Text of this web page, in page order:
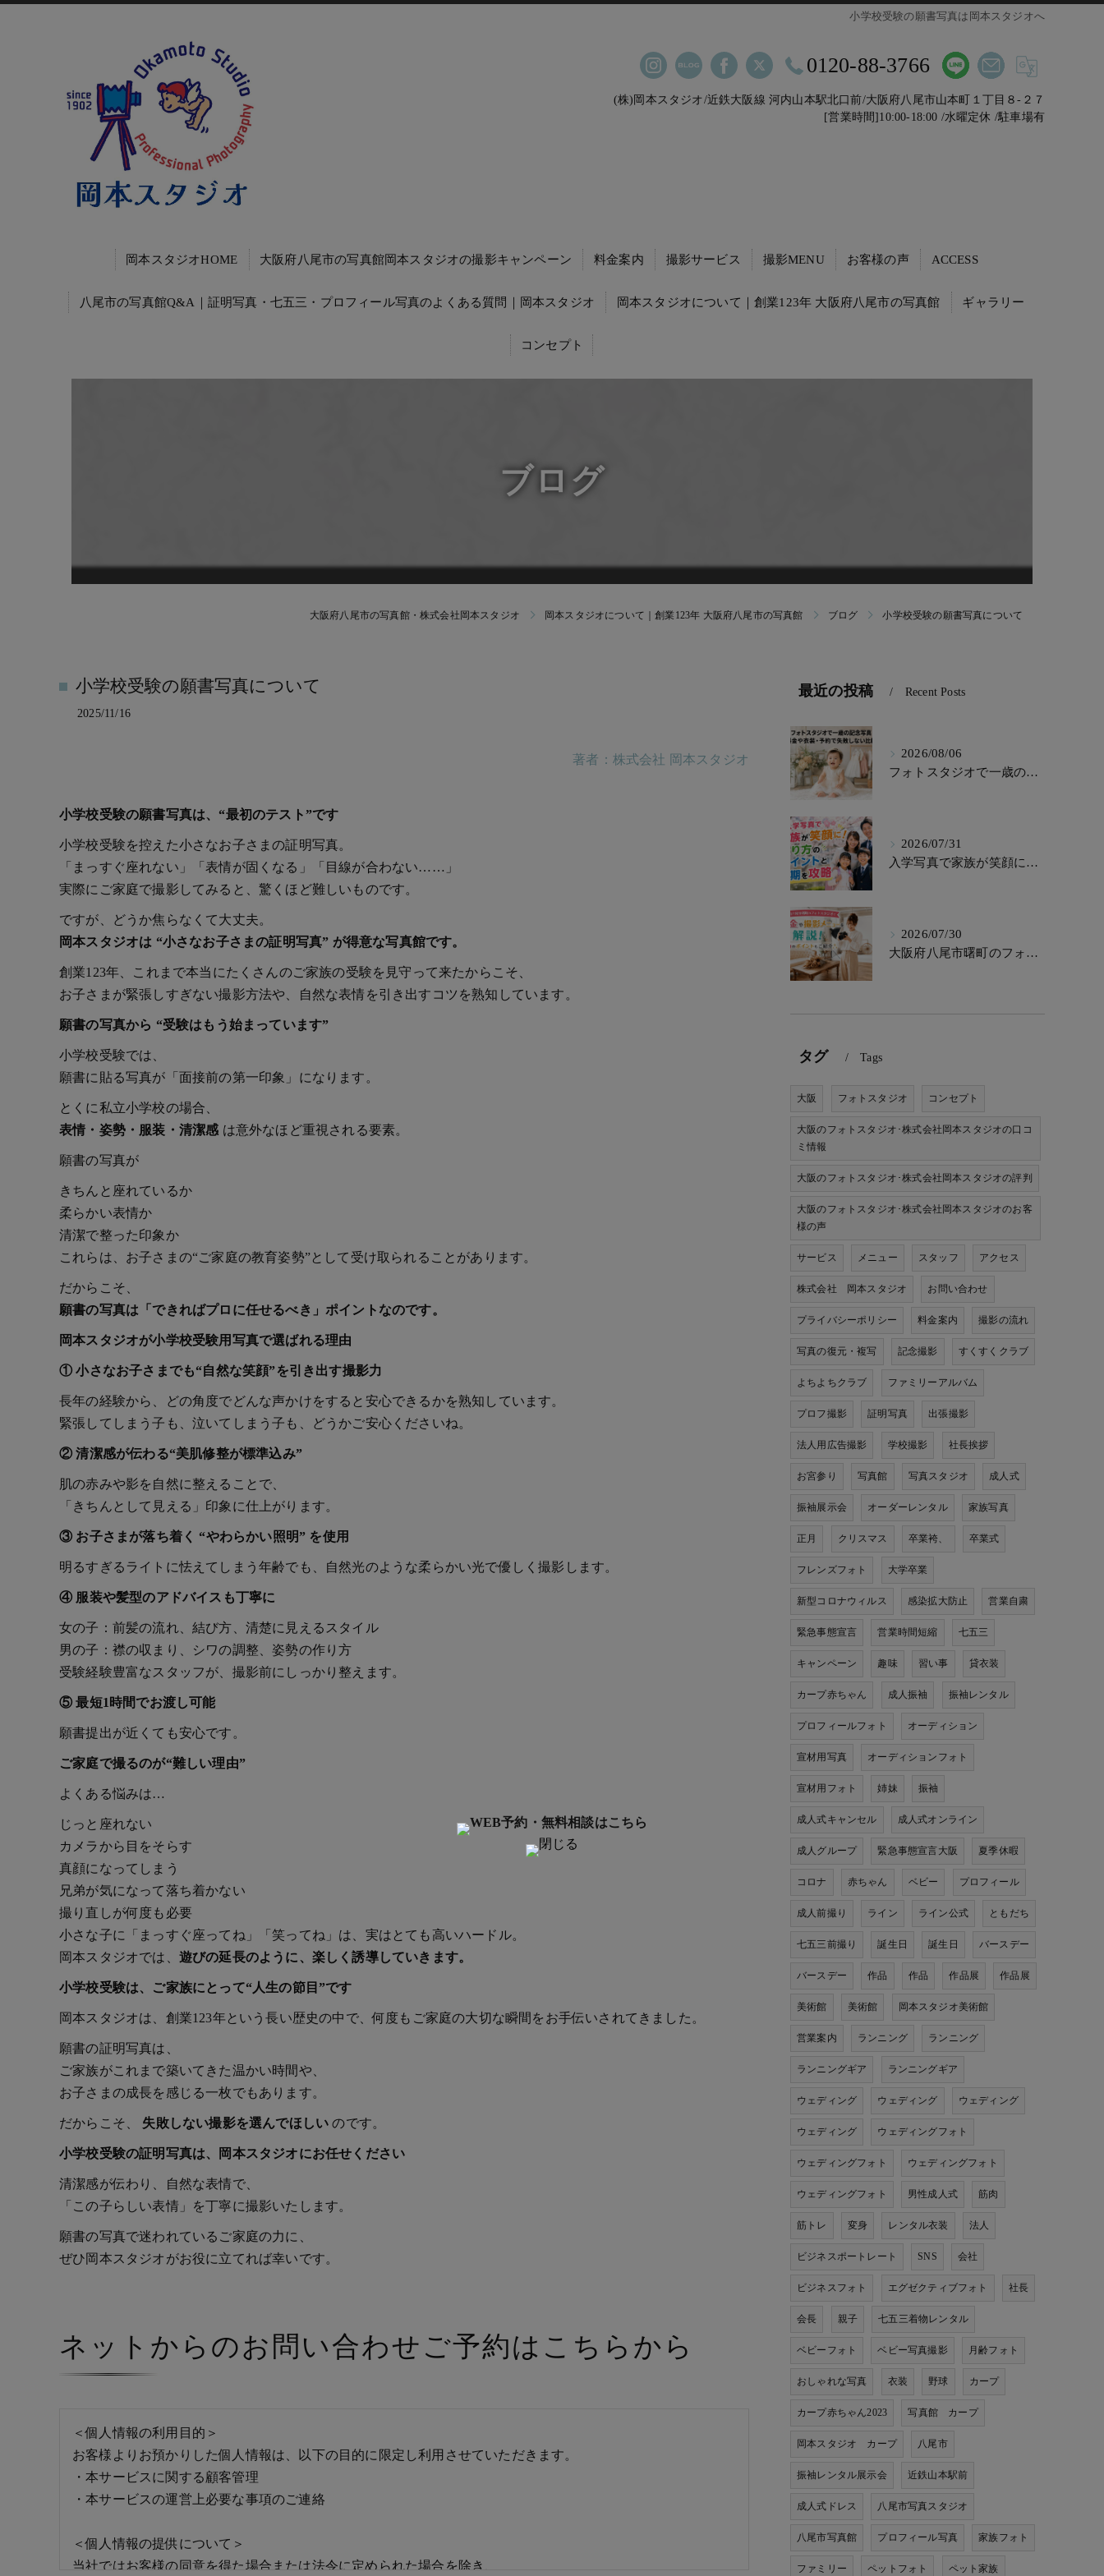
小学校受験の願書写真は岡本スタジオへ
0120-88-3766
(株)岡本スタジオ/近鉄大阪線 河内山本駅北口前/大阪府八尾市山本町１丁目８-２７
[営業時間]10:00-18:00 /水曜定休 /駐車場有
岡本スタジオHOME 大阪府八尾市の写真館岡本スタジオの撮影キャンペーン 料金案内 撮影サービス 撮影MENU お客様の声 ACCESS
八尾市の写真館Q&A｜証明写真・七五三・プロフィール写真のよくある質問｜岡本スタジオ 岡本スタジオについて｜創業123年 大阪府八尾市の写真館 ギャラリー
コンセプト
ブログ
大阪府八尾市の写真館・株式会社岡本スタジオ 岡本スタジオについて｜創業123年 大阪府八尾市の写真館 ブログ 小学校受験の願書写真について
小学校受験の願書写真について
2025/11/16
著者：株式会社 岡本スタジオ
小学校受験の願書写真は、“最初のテスト”です
小学校受験を控えた小さなお子さまの証明写真。
「まっすぐ座れない」「表情が固くなる」「目線が合わない……」
実際にご家庭で撮影してみると、驚くほど難しいものです。
ですが、どうか焦らなくて大丈夫。
岡本スタジオは “小さなお子さまの証明写真” が得意な写真館です。
創業123年、これまで本当にたくさんのご家族の受験を見守って来たからこそ、
お子さまが緊張しすぎない撮影方法や、自然な表情を引き出すコツを熟知しています。
願書の写真から “受験はもう始まっています”
小学校受験では、
願書に貼る写真が「面接前の第一印象」になります。
とくに私立小学校の場合、
表情・姿勢・服装・清潔感 は意外なほど重視される要素。
願書の写真が
きちんと座れているか
柔らかい表情か
清潔で整った印象か
これらは、お子さまの“ご家庭の教育姿勢”として受け取られることがあります。
だからこそ、
願書の写真は「できればプロに任せるべき」ポイントなのです。
岡本スタジオが小学校受験用写真で選ばれる理由
① 小さなお子さまでも“自然な笑顔”を引き出す撮影力
長年の経験から、どの角度でどんな声かけをすると安心できるかを熟知しています。
緊張してしまう子も、泣いてしまう子も、どうかご安心くださいね。
② 清潔感が伝わる“美肌修整が標準込み”
肌の赤みや影を自然に整えることで、
「きちんとして見える」印象に仕上がります。
③ お子さまが落ち着く “やわらかい照明” を使用
明るすぎるライトに怯えてしまう年齢でも、自然光のような柔らかい光で優しく撮影します。
④ 服装や髪型のアドバイスも丁寧に
女の子：前髪の流れ、結び方、清楚に見えるスタイル
男の子：襟の収まり、シワの調整、姿勢の作り方
受験経験豊富なスタッフが、撮影前にしっかり整えます。
⑤ 最短1時間でお渡し可能
願書提出が近くても安心です。
ご家庭で撮るのが“難しい理由”
よくある悩みは…
じっと座れない
カメラから目をそらす
真顔になってしまう
兄弟が気になって落ち着かない
撮り直しが何度も必要
小さな子に「まっすぐ座ってね」「笑ってね」は、実はとても高いハードル。
岡本スタジオでは、 遊びの延長のように、楽しく誘導していきます。
小学校受験は、ご家族にとって“人生の節目”です
岡本スタジオは、創業123年という長い歴史の中で、何度もご家庭の大切な瞬間をお手伝いされてきました。
願書の証明写真は、
ご家族がこれまで築いてきた温かい時間や、
お子さまの成長を感じる一枚でもあります。
だからこそ、 失敗しない撮影を選んでほしい のです。
小学校受験の証明写真は、岡本スタジオにお任せください
清潔感が伝わり、自然な表情で、
「この子らしい表情」を丁寧に撮影いたします。
願書の写真で迷われているご家庭の力に、
ぜひ岡本スタジオがお役に立てれば幸いです。
ネットからのお問い合わせご予約はこちらから
＜個人情報の利用目的＞
お客様よりお預かりした個人情報は、以下の目的に限定し利用させていただきます。
・本サービスに関する顧客管理
・本サービスの運営上必要な事項のご連絡
＜個人情報の提供について＞
当社ではお客様の同意を得た場合または法令に定められた場合を除き、
最近の投稿 Recent Posts
2026/08/06
フォトスタジオで一歳の記念写真！料金や衣装・予約で失敗しない比較術
2026/07/31
入学写真で家族が笑顔に！撮り方のポイントと時期を攻略
2026/07/30
大阪府八尾市曙町のフォトスタジオで料金や撮影メニューを解説！魅力のポイントもご紹介
タグ Tags
大阪 フォトスタジオ コンセプト
大阪のフォトスタジオ･株式会社岡本スタジオの口コ
ミ情報
大阪のフォトスタジオ･株式会社岡本スタジオの評判
大阪のフォトスタジオ･株式会社岡本スタジオのお客
様の声
サービス メニュー スタッフ アクセス
株式会社 岡本スタジオ お問い合わせ
プライバシーポリシー 料金案内 撮影の流れ
写真の復元・複写 記念撮影 すくすくクラブ
よちよちクラブ ファミリーアルバム
プロフ撮影 証明写真 出張撮影
法人用広告撮影 学校撮影 社長挨拶
お宮参り 写真館 写真スタジオ 成人式
振袖展示会 オーダーレンタル 家族写真
正月 クリスマス 卒業袴、 卒業式
フレンズフォト 大学卒業
新型コロナウィルス 感染拡大防止 営業自粛
緊急事態宣言 営業時間短縮 七五三
キャンペーン 趣味 習い事 貸衣装
カープ赤ちゃん 成人振袖 振袖レンタル
プロフィールフォト オーディション
宣材用写真 オーディションフォト
宣材用フォト 姉妹 振袖
成人式キャンセル 成人式オンライン
成人グループ 緊急事態宣言大阪 夏季休暇
コロナ 赤ちゃん ベビー プロフィール
成人前撮り ライン ライン公式 ともだち
七五三前撮り 誕生日 誕生日 バースデー
バースデー 作品 作品 作品展 作品展
美術館 美術館 岡本スタジオ美術館
営業案内 ランニング ランニング
ランニングギア ランニングギア
ウェディング ウェディング ウェディング
ウェディング ウェディングフォト
ウェディングフォト ウェディングフォト
ウェディングフォト 男性成人式 筋肉
筋トレ 変身 レンタル衣装 法人
ビジネスポートレート SNS 会社
ビジネスフォト エグゼクティブフォト 社長
会長 親子 七五三着物レンタル
ベビーフォト ベビー写真撮影 月齢フォト
おしゃれな写真 衣装 野球 カープ
カープ赤ちゃん2023 写真館 カープ
岡本スタジオ カープ 八尾市
振袖レンタル展示会 近鉄山本駅前
成人式ドレス 八尾市写真スタジオ
八尾市写真館 プロフィール写真 家族フォト
ファミリー ペットフォト ペット家族